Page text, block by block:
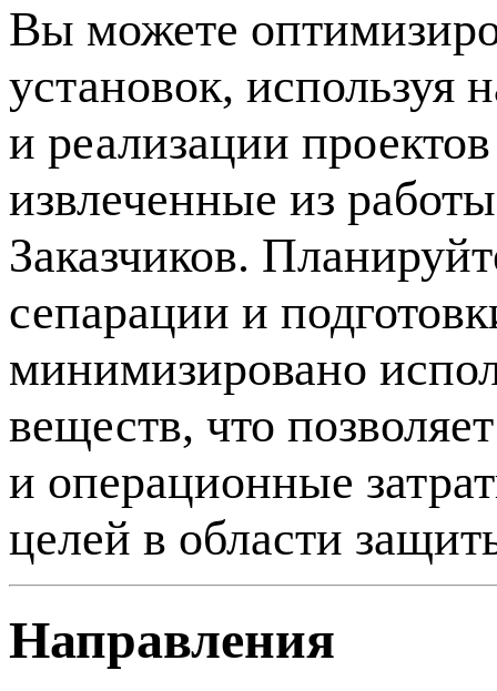
Вы можете
установок,
и реализации
извлеченные из
Заказчиков.
сепарации и
минимизировано
веществ, что
и операционные
целей в области
Направления